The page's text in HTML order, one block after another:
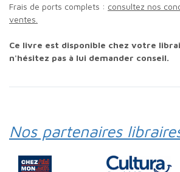
Frais de ports complets : consultez nos
ventes.
Ce livre est disponible chez votre libraire habituel,
n'hésitez pas à lui demander conseil.
Nos partenaires